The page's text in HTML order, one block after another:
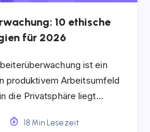
10 ethische
für 2026
ist ein
produktivem Arbeitsumfeld
die Privatsphäre liegt…
18 Min Lesezeit